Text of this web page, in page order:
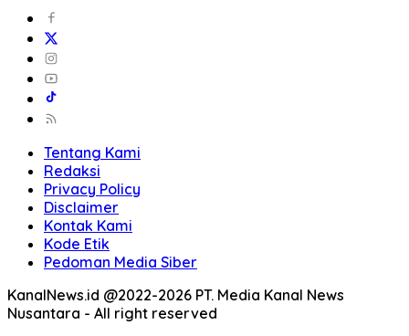
Tentang Kami
Redaksi
Privacy Policy
Disclaimer
Kontak Kami
Kode Etik
Pedoman Media Siber
KanalNews.id @2022-2026 PT. Media Kanal News
Nusantara - All right reserved